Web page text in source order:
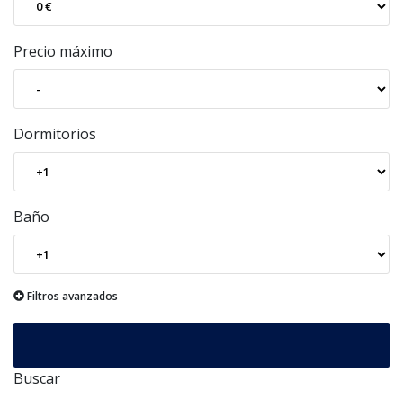
Precio máximo
Dormitorios
Baño
Filtros avanzados
Buscar